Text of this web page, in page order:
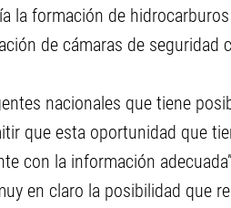
la formación de
de cámaras de
nacionales que tiene
que esta oportunidad que
con la información
en claro la posibilidad que